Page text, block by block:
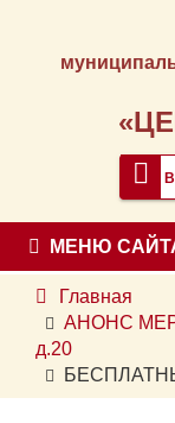
МЕНЮ
Главная
АНОНС
д.20